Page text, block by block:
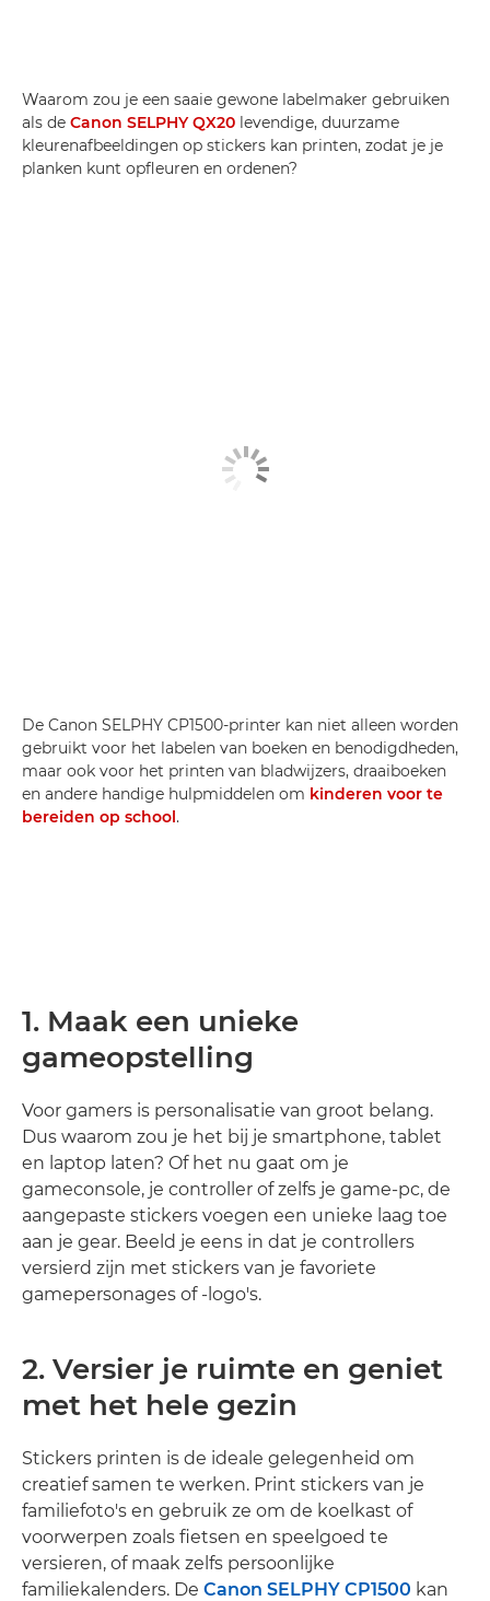
Waarom zou je een saaie gewone labelmaker gebruiken
als de Canon SELPHY QX20 levendige, duurzame
kleurenafbeeldingen op stickers kan printen, zodat je je
planken kunt opfleuren en ordenen?
De Canon SELPHY CP1500-printer kan niet alleen worden
gebruikt voor het labelen van boeken en benodigdheden,
maar ook voor het printen van bladwijzers, draaiboeken
en andere handige hulpmiddelen om kinderen voor te
bereiden op school.
1. Maak een unieke
gameopstelling
Voor gamers is personalisatie van groot belang.
Dus waarom zou je het bij je smartphone, tablet
en laptop laten? Of het nu gaat om je
gameconsole, je controller of zelfs je game-pc, de
aangepaste stickers voegen een unieke laag toe
aan je gear. Beeld je eens in dat je controllers
versierd zijn met stickers van je favoriete
gamepersonages of -logo's.
2. Versier je ruimte en geniet
met het hele gezin
Stickers printen is de ideale gelegenheid om
creatief samen te werken. Print stickers van je
familiefoto's en gebruik ze om de koelkast of
voorwerpen zoals fietsen en speelgoed te
versieren, of maak zelfs persoonlijke
familiekalenders. De Canon SELPHY CP1500 kan